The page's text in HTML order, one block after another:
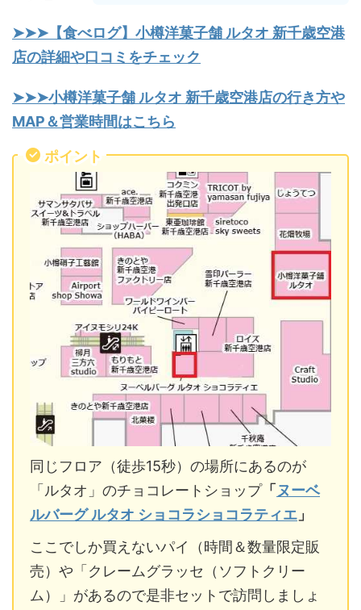
➤➤➤【食べログ】小樽洋菓子舗 ルタオ 新千歳空港
店の詳細や口コミをチェック
➤➤➤小樽洋菓子舗 ルタオ 新千歳空港店の行き方や
MAP＆営業時間はこちら
ポイント
同じフロア（徒歩15秒）の場所にあるのが
「ルタオ」のチョコレートショップ「 ヌーベ
ルバーグ ルタオ ショコラショコラティエ 」
ここでしか買えないパイ（時間＆数量限定販
売）や「クレームグラッセ（ソフトクリー
ム）」があるので是非セットで訪問しましょ